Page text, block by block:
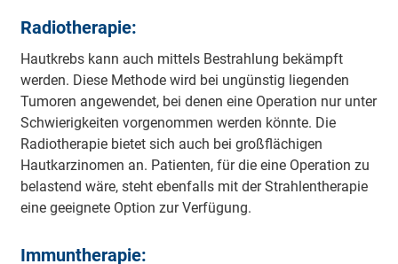
Radiotherapie:
Hautkrebs kann auch mittels Bestrahlung bekämpft
werden. Diese Methode wird bei ungünstig liegenden
Tumoren angewendet, bei denen eine Operation nur unter
Schwierigkeiten vorgenommen werden könnte. Die
Radiotherapie bietet sich auch bei großflächigen
Hautkarzinomen an. Patienten, für die eine Operation zu
belastend wäre, steht ebenfalls mit der Strahlentherapie
eine geeignete Option zur Verfügung.
Immuntherapie: